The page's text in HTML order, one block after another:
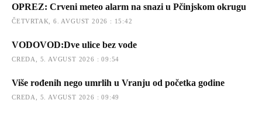
OPREZ: Crveni meteo alarm na snazi u Pčinjskom okrugu
ČETVRTAK, 6. AVGUST 2026 : 15:42
VODOVOD:Dve ulice bez vode
CREDA, 5. AVGUST 2026 : 09:54
Više rođenih nego umrlih u Vranju od početka godine
CREDA, 5. AVGUST 2026 : 09:49